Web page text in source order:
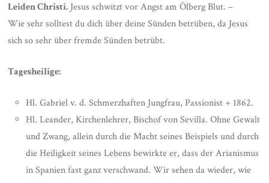
Leiden Christi. Jesus schwitzt vor Angst am Ölberg Blut. –
Wie sehr solltest du dich über deine Sünden betrüben, da Jesus
sich so sehr über fremde Sünden betrübt.
Tagesheilige:
Hl. Gabriel v. d. Schmerzhaften Jungfrau, Passionist + 1862.
Hl. Leander, Kirchenlehrer, Bischof von Sevilla. Ohne Gewalt
und Zwang, allein durch die Macht seines Beispiels und durch
die Heiligkeit seines Lebens bewirkte er, dass der Arianismus
in Spanien fast ganz verschwand. Wir sehen da wieder, wie